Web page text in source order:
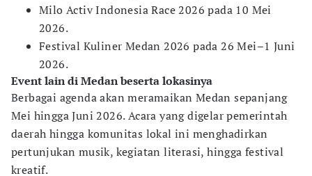
Milo Activ Indonesia Race 2026 pada 10 Mei
2026.
Festival Kuliner Medan 2026 pada 26 Mei–1 Juni
2026.
Event lain di Medan beserta lokasinya
Berbagai agenda akan meramaikan Medan sepanjang
Mei hingga Juni 2026. Acara yang digelar pemerintah
daerah hingga komunitas lokal ini menghadirkan
pertunjukan musik, kegiatan literasi, hingga festival
kreatif.